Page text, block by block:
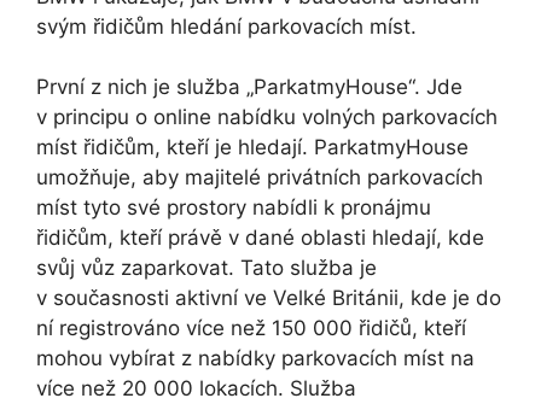
svým řidičům hledání parkovacích míst.
První z nich je služba „ParkatmyHouse“. Jde
v principu o online nabídku volných parkovacích
míst řidičům, kteří je hledají. ParkatmyHouse
umožňuje, aby majitelé privátních parkovacích
míst tyto své prostory nabídli k pronájmu
řidičům, kteří právě v dané oblasti hledají, kde
svůj vůz zaparkovat. Tato služba je
v současnosti aktivní ve Velké Británii, kde je do
ní registrováno více než 150 000 řidičů, kteří
mohou vybírat z nabídky parkovacích míst na
více než 20 000 lokacích. Služba